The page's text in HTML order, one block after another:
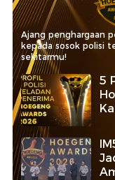
Ajang penghargaan
kepada sosok polisi
sekitarmu!
5